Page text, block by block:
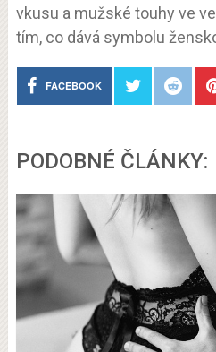
vkusu a mužské touhy ve
tím, co dává symbolu
FACEBOOK
PODOBNÉ ČLÁNKY: